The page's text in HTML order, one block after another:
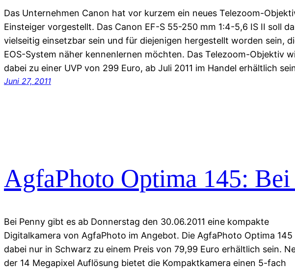
Das Unternehmen Canon hat vor kurzem ein neues Telezoom-
Einsteiger vorgestellt. Das Canon EF-S 55-250 mm 1:4-5,6 IS II soll
vielseitig einsetzbar sein und für diejenigen hergestellt worden sein,
EOS-System näher kennenlernen möchten. Das Telezoom-Objektiv
dabei zu einer UVP von 299 Euro, ab Juli 2011 im Handel erhältlich
Juni 27, 2011
AgfaPhoto Optima 145:
Bei Penny gibt es ab Donnerstag den 30.06.2011 eine kompakte
Digitalkamera von AgfaPhoto im Angebot. Die AgfaPhoto Optima 145
dabei nur in Schwarz zu einem Preis von 79,99 Euro erhältlich sein.
der 14 Megapixel Auflösung bietet die Kompaktkamera einen 5-fach